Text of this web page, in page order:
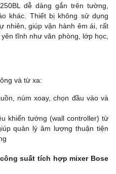
dễ dàng gắn trên tường,
khác. Thiết bị không sử dụng
nhiên, giúp vận hành êm ái, rất
tĩnh như văn phòng, lớp học,
và từ xa:
núm xoay, chọn đầu vào và
khiển tường (wall controller) từ
quản lý âm lượng thuận tiện
suất tích hợp mixer Bose